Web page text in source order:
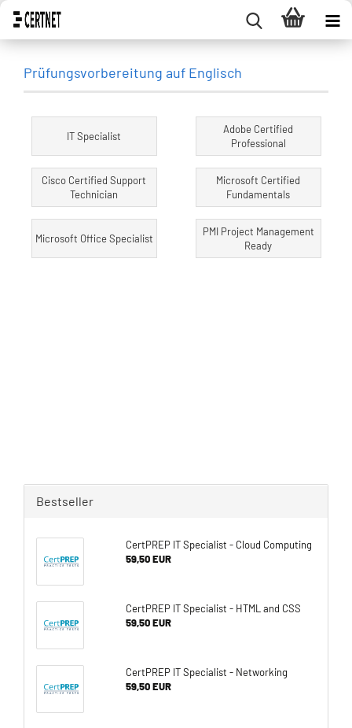
Prüfungsvorbereitung auf Englisch
IT Specialist
Adobe Certified
Professional
Cisco Certified Support
Technician
Microsoft Certified
Fundamentals
Microsoft Office Specialist
PMI Project Management
Ready
Bestseller
CertPREP IT Specialist - Cloud Computing
59,50 EUR
CertPREP IT Specialist - HTML and CSS
59,50 EUR
CertPREP IT Specialist - Networking
59,50 EUR